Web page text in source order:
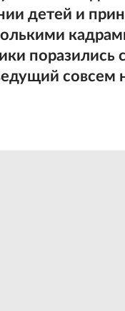
детей и
поразились
совсем